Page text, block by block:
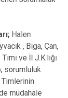
Halen
, Biga, Çan,
ve İl J.K.lığı
sorumluluk
müdahale